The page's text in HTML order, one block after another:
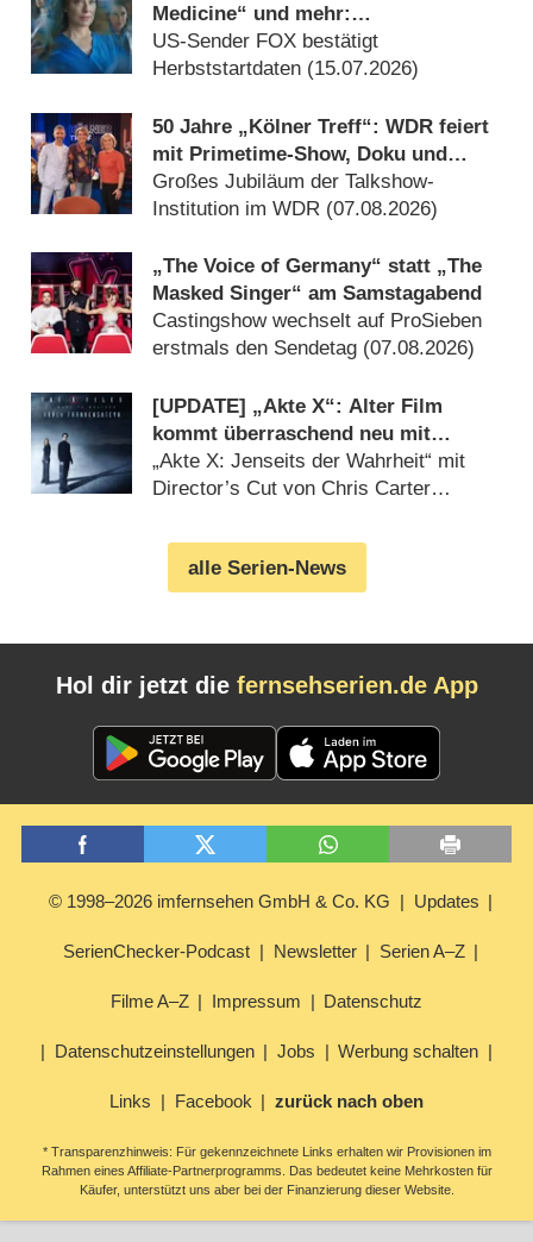
Medicine“ und mehr:
Rückkehrtermine stehen fest
US-Sender FOX bestätigt
Herbststartdaten (15.07.2026)
50 Jahre „Kölner Treff“: WDR feiert
mit Primetime-Show, Doku und
Rückblicken
Großes Jubiläum der Talkshow-
Institution im WDR (07.08.2026)
„The Voice of Germany“ statt „The
Masked Singer“ am Samstagabend
Castingshow wechselt auf ProSieben
erstmals den Sendetag (07.08.2026)
[UPDATE] „Akte X“: Alter Film
kommt überraschend neu mit
deutlich mehr Horror
„Akte X: Jenseits der Wahrheit“ mit
Director’s Cut von Chris Carter
alle Serien-News
Hol dir jetzt die fernsehserien.de App
© 1998–2026 imfernsehen GmbH & Co. KG Updates
SerienChecker-Podcast Newsletter Serien A–Z
Filme A–Z Impressum Datenschutz
Datenschutzeinstellungen Jobs Werbung schalten
Links Facebook zurück nach oben
* Transparenzhinweis: Für gekennzeichnete Links erhalten wir Provisionen im
Rahmen eines Affiliate-Partnerprogramms. Das bedeutet keine Mehrkosten für
Käufer, unterstützt uns aber bei der Finanzierung dieser Website.